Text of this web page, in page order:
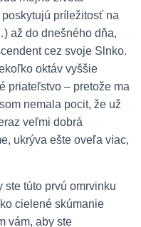
príležitosť na
až do dnešného dňa,
cez svoje Slnko.
oktáv vyššie
priateľstvo – pretože ma
nemala pocit, že už
veľmi dobrá
ukrýva ešte oveľa viac,
ste túto prvú omrvinku
cielené skúmanie
vám, aby ste